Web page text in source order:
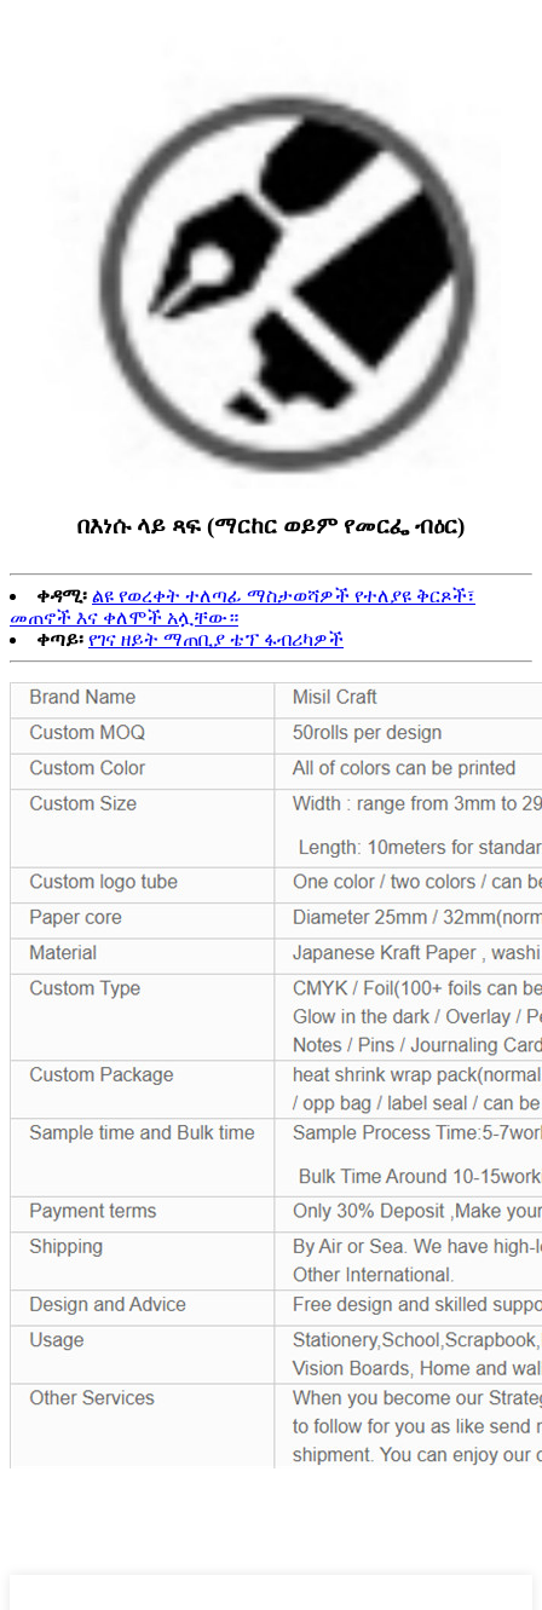
በእነሱ ላይ ጻፍ (ማርከር ወይም የመርፌ ብዕር)
ቀዳሚ፡ ልዩ የወረቀት ተለጣፊ ማስታወሻዎች የተለያዩ ቅርጾች፣
መጠኖች እና ቀለሞች አሏቸው።
ቀጣይ፡ የገና ዘይት ማጠቢያ ቴፕ ፋብሪካዎች